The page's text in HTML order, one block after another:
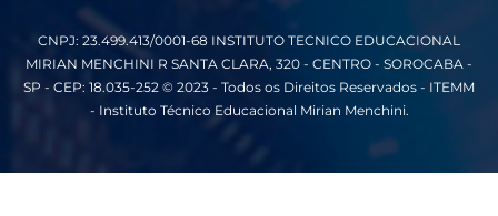
CNPJ: 23.499.413/0001-68 INSTITUTO TECNICO EDUCACIONAL
MIRIAN MENCHINI R SANTA CLARA, 320 - CENTRO - SOROCABA -
SP - CEP: 18.035-252 © 2023 - Todos os Direitos Reservados - ITEMM
- Instituto Técnico Educacional Mirian Menchini.